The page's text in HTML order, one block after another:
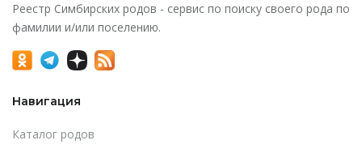
Реестр Симбирских родов - сервис по поиску своего рода по
фамилии и/или поселению.
Навигация
Каталог родов